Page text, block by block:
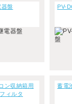
器盤 PV-
ン収納箱用
ィルタ
蓄電